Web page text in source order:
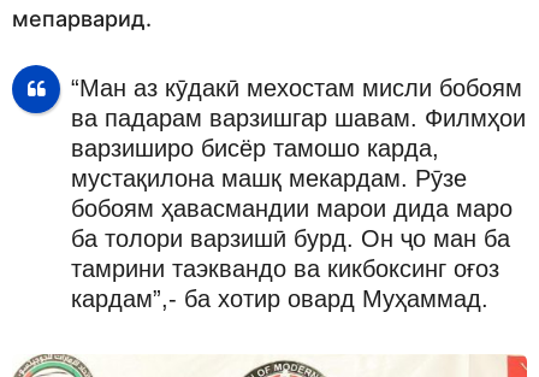
мепарварид.
“Ман аз кӯдакӣ мехостам мисли бобоям
ва падарам варзишгар шавам. Филмҳои
варзиширо бисёр тамошо карда,
мустақилона машқ мекардам. Рӯзе
бобоям ҳавасмандии марои дида маро
ба толори варзишӣ бурд. Он ҷо ман ба
тамрини таэквандо ва кикбоксинг оғоз
кардам”,- ба хотир овард Муҳаммад.